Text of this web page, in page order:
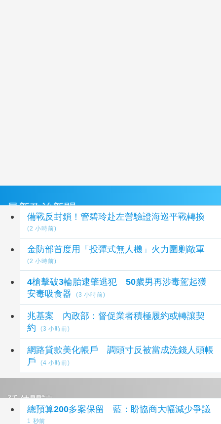
最新政治新聞
備戰反封鎖！管碧玲赴左營驗證海巡平戰轉換
(2 小時前)
金防部首度用「投彈式無人機」火力圍剿敵軍
(2 小時前)
4槍擊破3輪胎逮肇逃犯 50歲男再涉毒駕起獲
安毒吸食器
(3 小時前)
兆基案 內政部：督促業者積極履約或轉讓契
約
(3 小時前)
網路貸款美化帳戶 調頭寸反被當成洗錢人頭帳
戶
(4 小時前)
延伸閱讀
總預算200多案保留 藍：盼協商大幅減少爭議
1 秒前